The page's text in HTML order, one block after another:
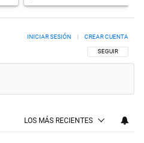
SIGA ESTA
SEGUIR
INICIAR SESIÓN | CREAR CUENTA
LOS MÁS RECIENTES